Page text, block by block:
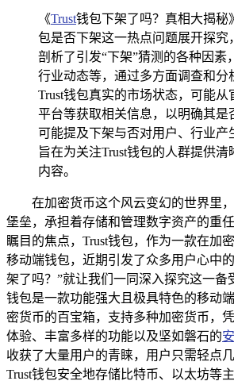
《Trust钱包下架了吗？真相大揭秘
包是否下架这一热点问题展开探究
剖析了引发“下架”猜测的各种因素
行业动态等，通过多方面调查和分
Trust钱包真实的市场状态，可能从
平台等获取相关信息，以明确其是
可能提及下架与否对用户、行业产
旨在为关注Trust钱包的人群提供清
内容。
在加密货币这个风云变幻的世界里
堡垒，承担着存储和管理数字资产的重
瞩目的焦点，Trust钱包，作为一款在加
移动端钱包，近期引发了众多用户心中
架了吗？”就让我们一同深入探究这一备
钱包是一款功能强大且极具特色的移动
密货币的百宝箱，支持多种加密货币，
体验、丰富多样的功能以及坚如磐石的
收获了大量用户的青睐，用户只需轻点
Trust钱包安全地存储比特币、以太坊等